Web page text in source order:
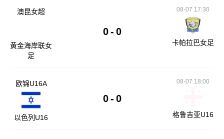
澳昆女超
黄金海岸联女
足
0 - 0
08-07 17:30
卡帕拉巴女足
欧锦U16A
以色列U16
0 - 0
08-07 18:00
格鲁吉亚U16